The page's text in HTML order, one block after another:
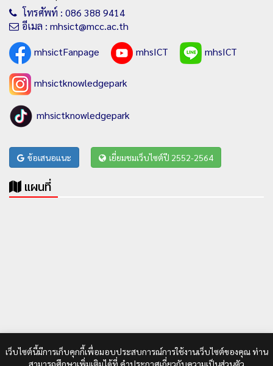
โทรศัพท์ : 086 388 9414
อีเมล : mhsict@mcc.ac.th
mhsictFanpage
mhsICT mhsICT
mhsictknowledgepark
mhsictknowledgepark
ข้อเสนอแนะ เยี่ยมชมเว็บไซต์ปี 2552-2564
แผนที่
เว็บไซต์นี้มีการเก็บคุกกี้เพื่อมอบประสบการณ์การใช้งานเว็บไซต์ของคุณ ท่าน
สามารถศึกษาเพิ่มเติมได้ที่ คำประกาศเกี่ยวกับความเป็นส่วนตัว